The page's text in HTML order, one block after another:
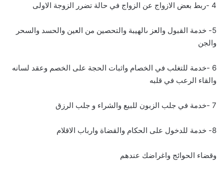
4 -ربط بعض الازواج عن الزواج في حالة تضرر الزوجة الاولى
5- خدمة القبول والعز ىالهيبة والتحصين من العين والحسد والسحر
والجن
6 -خدمة للتغلب في الخصام واثبات الحجة على الخصم وعقد لسانه
والقاء الرعب في قلبه
7 -خدمة في جلب الزبون للبيع والشراء و جلب الرزق
8- خدمة للدخول على الحكام والقضاة وارباب الاقلام
وقضاء الحوائج واغراضك عندهم